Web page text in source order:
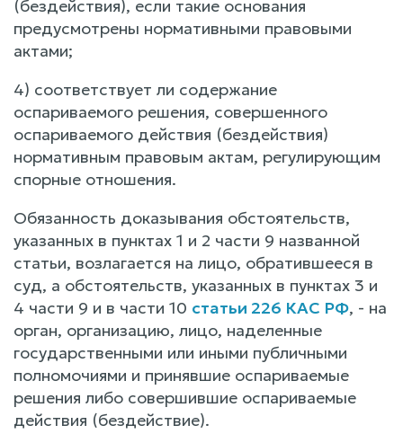
(бездействия), если такие основания
предусмотрены нормативными правовыми
актами;
4) соответствует ли содержание
оспариваемого решения, совершенного
оспариваемого действия (бездействия)
нормативным правовым актам, регулирующим
спорные отношения.
Обязанность доказывания обстоятельств,
указанных в пунктах 1 и 2 части 9 названной
статьи, возлагается на лицо, обратившееся в
суд, а обстоятельств, указанных в пунктах 3 и
4 части 9 и в части 10 статьи 226 КАС РФ, - на
орган, организацию, лицо, наделенные
государственными или иными публичными
полномочиями и принявшие оспариваемые
решения либо совершившие оспариваемые
действия (бездействие).